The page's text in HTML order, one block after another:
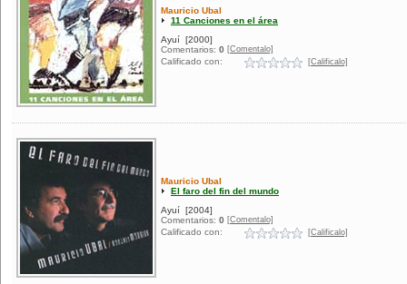
Mauricio Ubal
11 Canciones en el área
Ayuí [2000]
Comentarios: 0 [Comentalo]
Calificado con: [Calificalo]
Mauricio Ubal
El faro del fin del mundo
Ayuí [2004]
Comentarios: 0 [Comentalo]
Calificado con: [Calificalo]